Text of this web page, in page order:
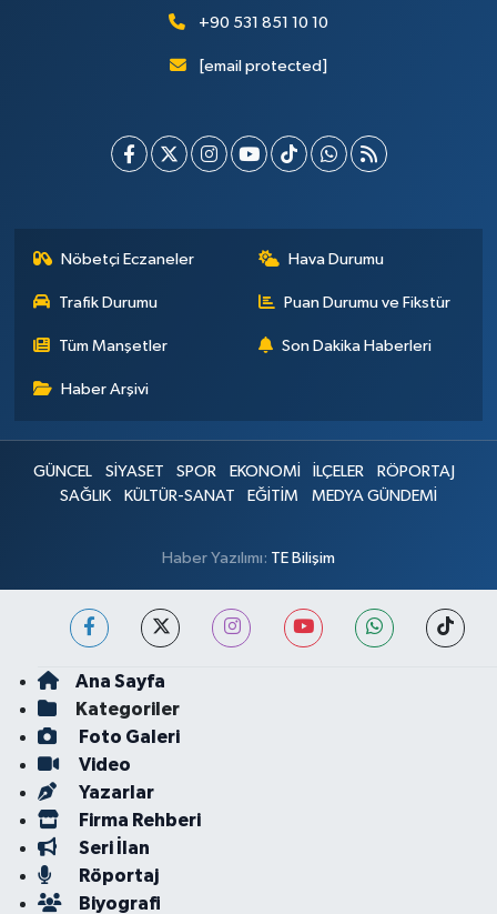
+90 531 851 10 10
[email protected]
Nöbetçi Eczaneler Hava Durumu
Trafik Durumu Puan Durumu ve Fikstür
Tüm Manşetler Son Dakika Haberleri
Haber Arşivi
GÜNCEL SİYASET SPOR EKONOMİ İLÇELER
RÖPORTAJ
SAĞLIK
KÜLTÜR-SANAT EĞİTİM MEDYA GÜNDEMİ
Haber Yazılımı: TE Bilişim
Ana Sayfa
Kategoriler
Foto Galeri
Video
Yazarlar
Firma Rehberi
Seri İlan
Röportaj
Biyografi